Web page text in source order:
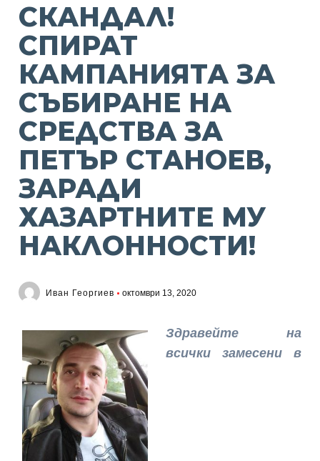
СКАНДАЛ!
СПИРАТ
КАМПАНИЯТА ЗА
СЪБИРАНЕ НА
СРЕДСТВА ЗА
ПЕТЪР СТАНОЕВ,
ЗАРАДИ
ХАЗАРТНИТЕ МУ
НАКЛОННОСТИ!
Иван Георгиев октомври 13, 2020
Здравейте на
всички замесени в